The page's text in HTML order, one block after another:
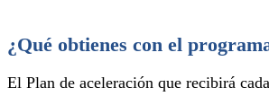
¿Qué obtienes con el
El Plan de aceleración que recibirá